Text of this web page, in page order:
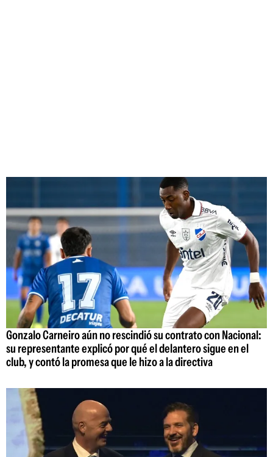
Gonzalo Carneiro aún no rescindió su contrato con Nacional:
su representante explicó por qué el delantero sigue en el
club, y contó la promesa que le hizo a la directiva